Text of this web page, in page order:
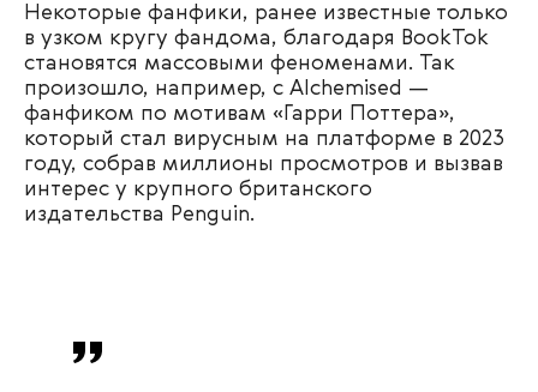
Некоторые фанфики, ранее известные только
в узком кругу фандома, благодаря BookTok
становятся массовыми феноменами. Так
произошло, например, с Alchemised —
фанфиком по мотивам «Гарри Поттера»,
который стал вирусным на платформе в 2023
году, собрав миллионы просмотров и вызвав
интерес у крупного британского
издательства Penguin.